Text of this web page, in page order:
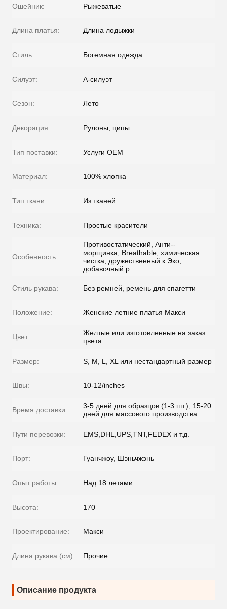
Ошейник: Рыжеватые
Длина платья: Длина лодыжки
Стиль: Богемная одежда
Силуэт: А-силуэт
Сезон: Лето
Декорация: Рулоны, ципы
Тип поставки: Услуги OEM
Материал: 100% хлопка
Тип ткани: Из тканей
Техника: Простые красители
Особенность:
Противостатический, Анти--
морщинка, Breathable, химическая
чистка, дружественный к Эко,
добавочный р
Стиль рукава: Без ремней, ремень для спагетти
Положение: Женские летние платья Макси
Цвет:
Желтые или изготовленные на заказ
цвета
Размер: S, M, L, XL или нестандартный размер
Швы: 10-12/inches
Время доставки:
3-5 дней для образцов (1-3 шт.), 15-20
дней для массового производства
Пути перевозки: EMS,DHL,UPS,TNT,FEDEX и т.д.
Порт: Гуанчжоу, Шэньчжэнь
Опыт работы: Над 18 летами
Высота: 170
Проектирование: Макси
Длина рукава (см): Прочие
Описание продукта